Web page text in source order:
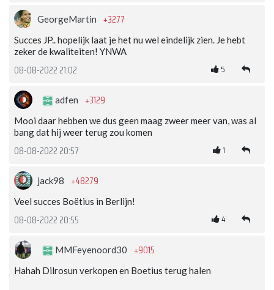
GeorgeMartin +3277
Succes JP.. hopelijk laat je het nu wel eindelijk zien. Je hebt
zeker de kwaliteiten! YNWA
08-08-2022 21:02 5
adfen +3129
Mooi daar hebben we dus geen maag zweer meer van, was al
bang dat hij weer terug zou komen
08-08-2022 20:57 1
jack98 +48279
Veel succes Boëtius in Berlijn!
08-08-2022 20:55 4
MMFeyenoord30 +9015
Hahah Dilrosun verkopen en Boetius terug halen